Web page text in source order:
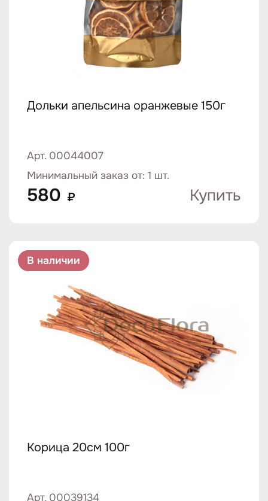
Дольки апельсина оранжевые 150г
Арт. 00044007
Минимальный заказ от: 1 шт.
580 ₽ Купить
В наличии
Корица 20см 100г
Арт. 00039134